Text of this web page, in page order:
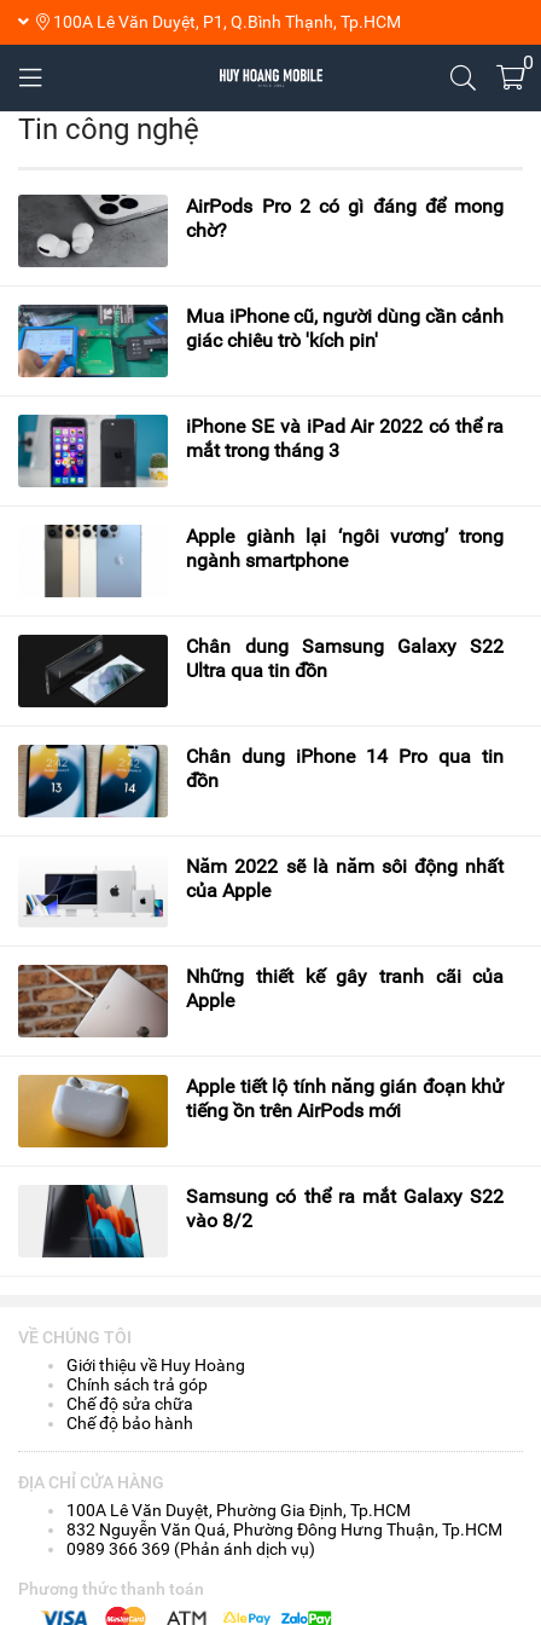
100A Lê Văn Duyệt, P1, Q.Bình Thạnh, Tp.HCM
0
Tin công nghệ
AirPods Pro 2 có gì đáng để mong
chờ?
Mua iPhone cũ, người dùng cần cảnh
giác chiêu trò 'kích pin'
iPhone SE và iPad Air 2022 có thể ra
mắt trong tháng 3
Apple giành lại ‘ngôi vương’ trong
ngành smartphone
Chân dung Samsung Galaxy S22
Ultra qua tin đồn
Chân dung iPhone 14 Pro qua tin
đồn
Năm 2022 sẽ là năm sôi động nhất
của Apple
Những thiết kế gây tranh cãi của
Apple
Apple tiết lộ tính năng gián đoạn khử
tiếng ồn trên AirPods mới
Samsung có thể ra mắt Galaxy S22
vào 8/2
VỀ CHÚNG TÔI
Giới thiệu về Huy Hoàng
Chính sách trả góp
Chế độ sửa chữa
Chế độ bảo hành
ĐỊA CHỈ CỬA HÀNG
100A Lê Văn Duyệt, Phường Gia Định, Tp.HCM
832 Nguyễn Văn Quá, Phường Đông Hưng Thuận, Tp.HCM
0989 366 369 (Phản ánh dịch vụ)
Phương thức thanh toán